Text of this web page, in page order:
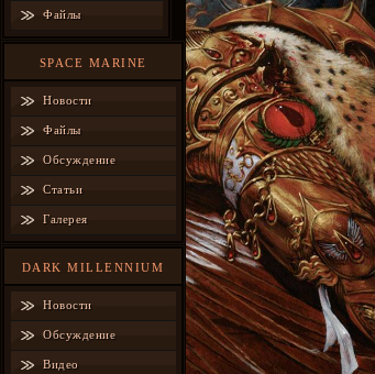
Файлы
SPACE MARINE
Новости
Файлы
Обсуждение
Статьи
Галерея
DARK MILLENNIUM
Новости
Обсуждение
Видео